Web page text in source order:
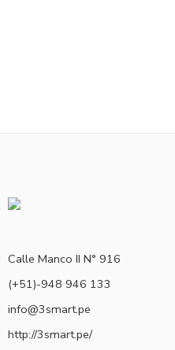
Calle Manco II N° 916
(+51)-948 946 133
info@3smart.pe
http://3smart.pe/